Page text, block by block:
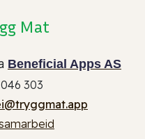
Mat
Beneficial Apps AS
303